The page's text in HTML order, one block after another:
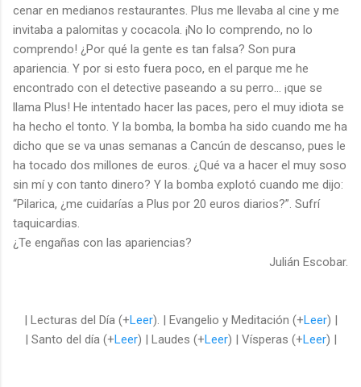
cenar en medianos restaurantes. Plus me llevaba al cine y me
invitaba a palomitas y cocacola. ¡No lo comprendo, no lo
comprendo! ¿Por qué la gente es tan falsa? Son pura
apariencia. Y por si esto fuera poco, en el parque me he
encontrado con el detective paseando a su perro… ¡que se
llama Plus! He intentado hacer las paces, pero el muy idiota se
ha hecho el tonto. Y la bomba, la bomba ha sido cuando me ha
dicho que se va unas semanas a Cancún de descanso, pues le
ha tocado dos millones de euros. ¿Qué va a hacer el muy soso
sin mí y con tanto dinero? Y la bomba explotó cuando me dijo:
“Pilarica, ¿me cuidarías a Plus por 20 euros diarios?”. Sufrí
taquicardias.
¿Te engañas con las apariencias?
Julián Escobar.
| Lecturas del Día (+Leer). | Evangelio y Meditación (+Leer) |
| Santo del día (+Leer) | Laudes (+Leer) | Vísperas (+Leer) |